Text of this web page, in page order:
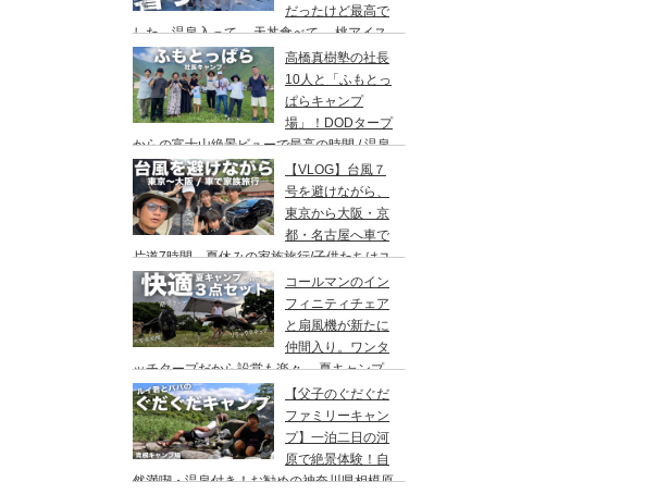
だったけど最高で
した。温泉入って→ 天丼食べて→ 桃アイス
食べて。ファミリーキャンプにもキャンプデ
ートにもお勧めです。DOD＆ムラコでグル
ープキャンプ
高橋真樹塾の社長
10人と「ふもとっ
ぱらキャンプ
場」！DODタープ
からの富士山絶景ビューで最高の時間 / 温泉
の代わりにシャワー / キャンプ飯は肉にタコ
スにビール
【VLOG】台風７
号を避けながら、
東京から大阪・京
都・名古屋へ車で
片道7時間、夏休みの家族旅行/子供たちはユ
ニバーサルスタジオでパパはサウナ→清水寺
からの川床で鰻重→世界の山ちゃん
コールマンのイン
フィニティチェア
と扇風機が新たに
仲間入り。ワンタ
ッチタープだから設営も楽々。 夏キャンプ
を快適に過ごす為のキャンプギア３点セッ
ト。
【父子のぐだぐだ
ファミリーキャン
プ】一泊二日の河
原で絶景体験！自
然満喫・温泉付き！お勧めの神奈川県相模原